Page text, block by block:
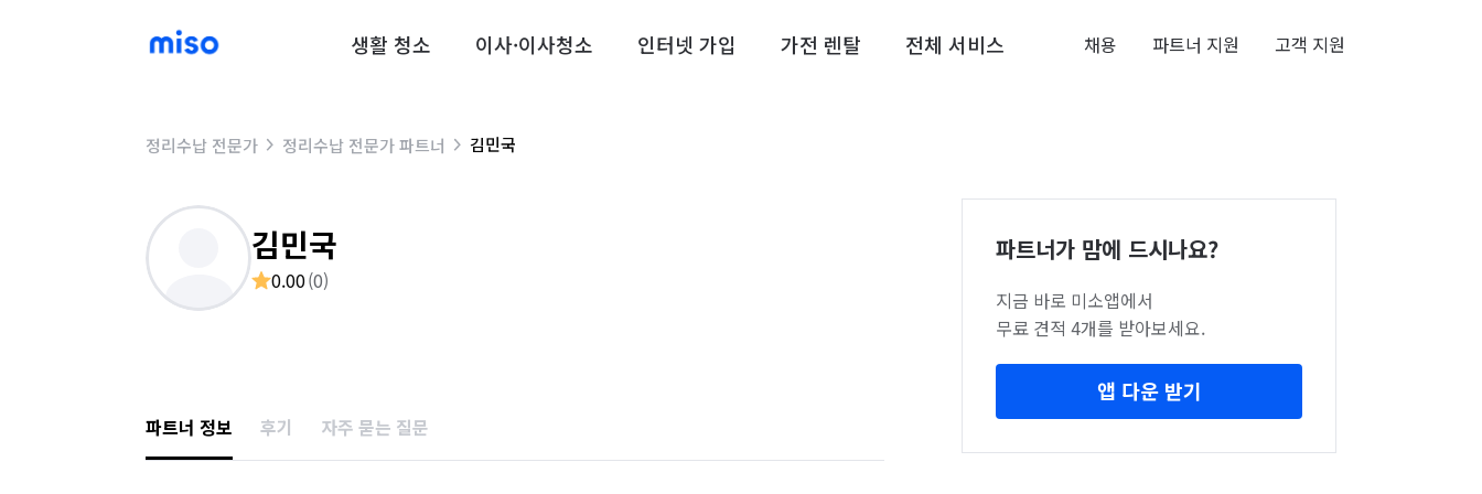
생활 청소 이사·이사청소 인터넷 가입 가전 렌탈 전체 서비스 채용 파트너 지원 고객 지원
정리수납 전문가 정리수납 전문가 파트너 김민국
김민국
0.00(0)
파트너 정보 후기 자주 묻는 질문
파트너가 맘에 드시나요?
지금 바로 미소앱에서
무료 견적 4개를 받아보세요.
앱 다운 받기